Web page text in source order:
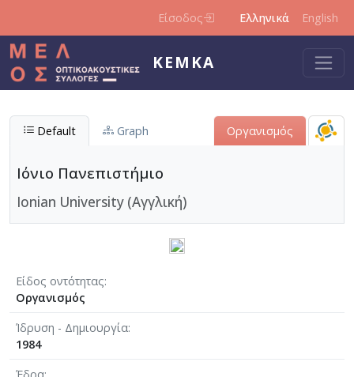
Είσοδος Ελληνικά English
ΚΕΜΚΑ
Default Graph Οργανισμός
Ιόνιο Πανεπιστήμιο
Ionian University (Αγγλική)
Είδος οντότητας
Οργανισμός
Ίδρυση - Δημιουργία
1984